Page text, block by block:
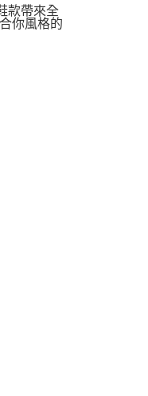
款帶來全
你風格的